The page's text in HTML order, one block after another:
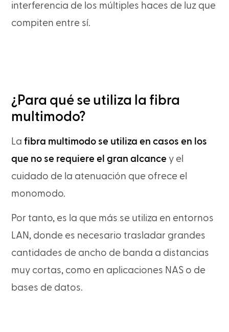
interferencia de los múltiples haces de luz que
compiten entre sí.
¿Para qué se utiliza la fibra
multimodo?
Lafibra multimodo se utiliza en casos en los
que no se requiere el gran alcance y el
cuidado de la atenuación que ofrece el
monomodo.
Por tanto, es la que más se utiliza en entornos
LAN, donde es necesario trasladar grandes
cantidades de ancho de banda a distancias
muy cortas, como en aplicaciones NAS o de
bases de datos.